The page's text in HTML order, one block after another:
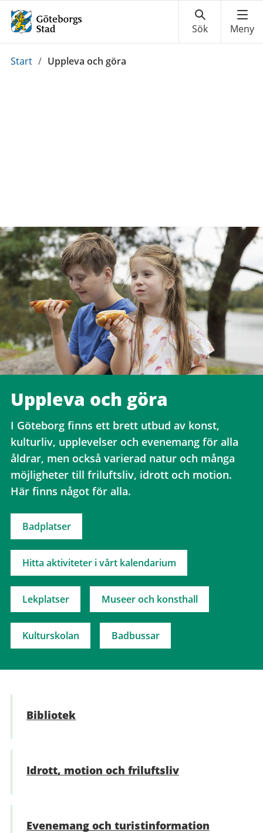
Du
Start / Uppleva och göra
Uppleva och göra
I Göteborg finns ett brett utbud av konst,
kulturliv, upplevelser och evenemang för alla
åldrar, men också varierad natur och många
möjligheter till friluftsliv, idrott och motion.
Här finns något för alla.
Badplatser
Hitta aktiviteter i vårt kalendarium
Lekplatser Museer och konsthall
Kulturskolan Badbussar
Bibliotek
Idrott, motion och friluftsliv
Evenemang och turistinformation